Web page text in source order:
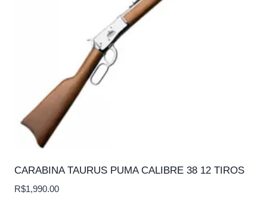
CARABINA TAURUS PUMA CALIBRE 38 12 TIROS
R$1,990.00